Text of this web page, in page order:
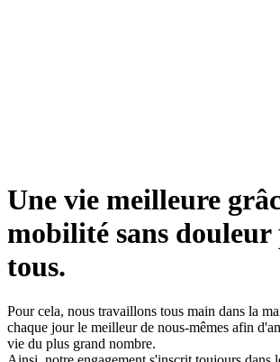
Une vie meilleure
mobilité sans douleur
tous.
Pour cela, nous travaillons tous main dans la
chaque jour le meilleur de nous-mêmes afin
vie du plus grand nombre.